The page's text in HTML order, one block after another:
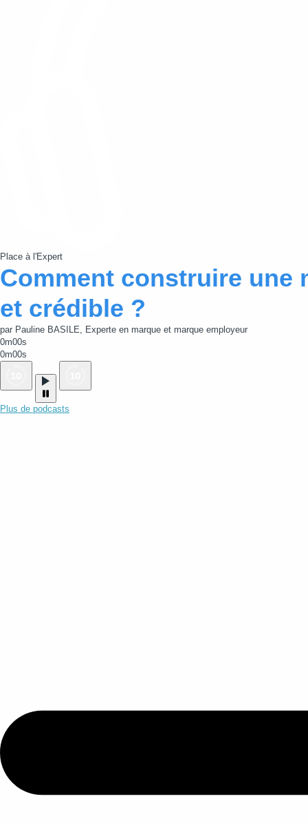
Place à l'Expert
Comment construire une
et crédible ?
par Pauline BASILE, Experte en marque et marque employeur
0m00s
0m00s
Plus de podcasts